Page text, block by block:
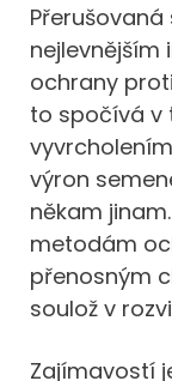
ochrany
to spočívá v
výron
někam
metodám
přenosným
soulož v
Zajímavostí